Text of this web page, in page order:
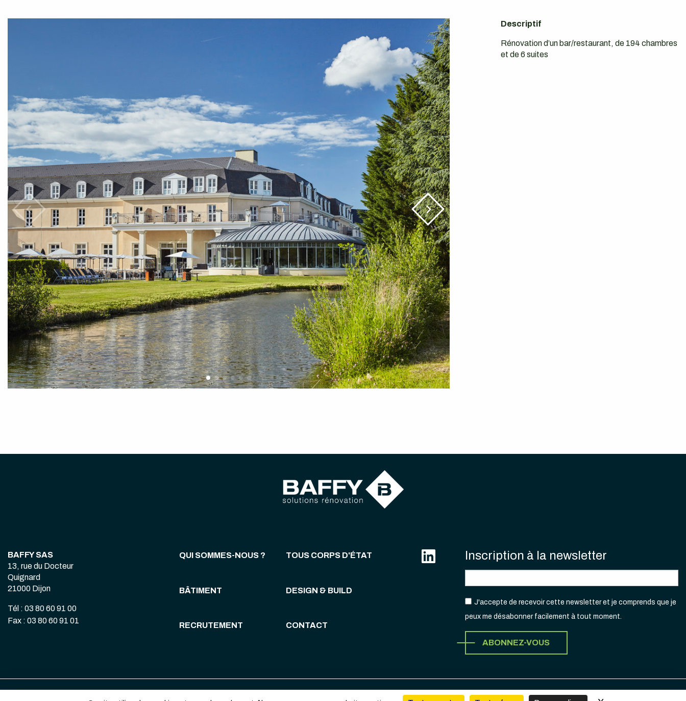
Descriptif
Rénovation d’un bar/restaurant, de 194 chambres
et de 6 suites
BAFFY SAS
13, rue du Docteur
Quignard
21000 Dijon
Tél : 03 80 60 91 00
Fax : 03 80 60 91 01
QUI SOMMES-NOUS ? TOUS CORPS D'ÉTAT
BÂTIMENT DESIGN & BUILD
RECRUTEMENT CONTACT
Inscription à la newsletter
J'accepte de recevoir cette newsletter et je comprends que je
peux me désabonner facilement à tout moment.
ABONNEZ-VOUS
Mentions légales & politique de confidentialité